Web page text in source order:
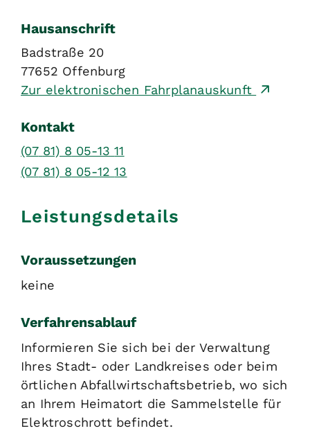
Hausanschrift
Badstraße 20
77652 Offenburg
Zur elektronischen Fahrplanauskunft
Kontakt
(07 81) 8 05-13 11
(07 81) 8 05-12 13
Leistungsdetails
Voraussetzungen
keine
Verfahrensablauf
Informieren Sie sich bei der Verwaltung
Ihres Stadt- oder Landkreises oder beim
örtlichen Abfallwirtschaftsbetrieb, wo sich
an Ihrem Heimatort die Sammelstelle für
Elektroschrott befindet.